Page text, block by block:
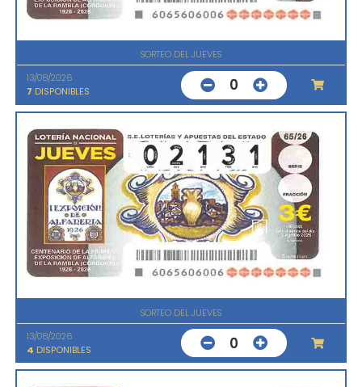
SORTEO DEL JUEVES
13/08/2026
7 DISPONIBLES 0
SORTEO DEL JUEVES
13/08/2026
4 DISPONIBLES 0